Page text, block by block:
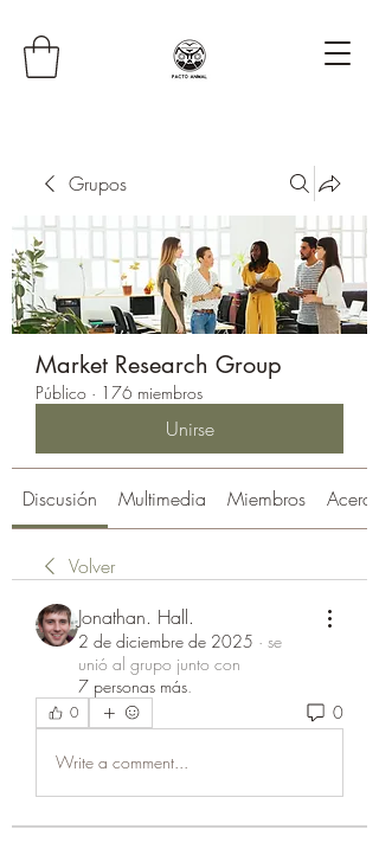
Grupos
Market Research Group
Público · 176 miembros
Unirse
Discusión Multimedia Miembros Acerca
Volver
Jonathan. Hall.
2 de diciembre de 2025 · se
unió al grupo junto con
7 personas más
0 0
Write a comment...